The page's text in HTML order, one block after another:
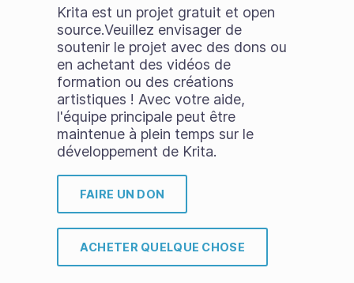
Krita est un projet gratuit et open
source.Veuillez envisager de
soutenir le projet avec des dons ou
en achetant des vidéos de
formation ou des créations
artistiques ! Avec votre aide,
l'équipe principale peut être
maintenue à plein temps sur le
développement de Krita.
FAIRE UN DON
ACHETER QUELQUE CHOSE